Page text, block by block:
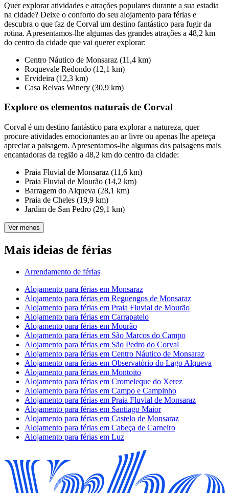
Quer explorar atividades e atrações populares durante a sua estadia
na cidade? Deixe o conforto do seu alojamento para férias e
descubra o que faz de Corval um destino fantástico para fugir da
rotina. Apresentamos-lhe algumas das grandes atrações a 48,2 km
do centro da cidade que vai querer explorar:
Centro Náutico de Monsaraz (11,4 km)
Roquevale Redondo (12,1 km)
Ervideira (12,3 km)
Casa Relvas Winery (30,9 km)
Explore os elementos naturais de Corval
Corval é um destino fantástico para explorar a natureza, quer
procure atividades emocionantes ao ar livre ou apenas lhe apeteça
apreciar a paisagem. Apresentamos-lhe algumas das paisagens mais
encantadoras da região a 48,2 km do centro da cidade:
Praia Fluvial de Monsaraz (11,6 km)
Praia Fluvial de Mourão (14,2 km)
Barragem do Alqueva (28,1 km)
Praia de Cheles (19,9 km)
Jardim de San Pedro (29,1 km)
Ver menos
Mais ideias de férias
Arrendamento de férias
Alojamento para férias em Monsaraz
Alojamento para férias em Reguengos de Monsaraz
Alojamento para férias em Praia Fluvial de Mourão
Alojamento para férias em Carrapatelo
Alojamento para férias em Mourão
Alojamento para férias em São Marcos do Campo
Alojamento para férias em São Pedro do Corval
Alojamento para férias em Centro Náutico de Monsaraz
Alojamento para férias em Observatório do Lago Alqueva
Alojamento para férias em Montoito
Alojamento para férias em Cromeleque do Xerez
Alojamento para férias em Campo e Campinho
Alojamento para férias em Praia Fluvial de Monsaraz
Alojamento para férias em Santiago Maior
Alojamento para férias em Castelo de Monsaraz
Alojamento para férias em Cabeça de Carneiro
Alojamento para férias em Luz